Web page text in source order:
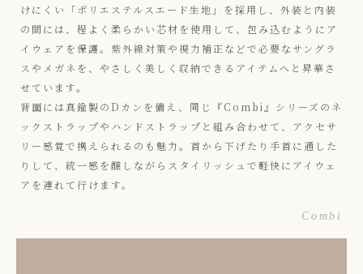
Combi
けにくい「ポリエステルスエード生地」を採用し、外装と内装
の間には、程よく柔らかい芯材を使用して、包み込むようにア
イウェアを保護。紫外線対策や視力補正などで必要なサングラ
スやメガネを、やさしく美しく収納できるアイテムへと昇華さ
せています。
背面には真鍮製のDカンを備え、同じ『Combi』シリーズのネ
ックストラップやハンドストラップと組み合わせて、アクセサ
リー感覚で携えられるのも魅力。首から下げたり手首に通した
りして、統一感を醸しながらスタイリッシュで軽快にアイウェ
アを連れて行けます。